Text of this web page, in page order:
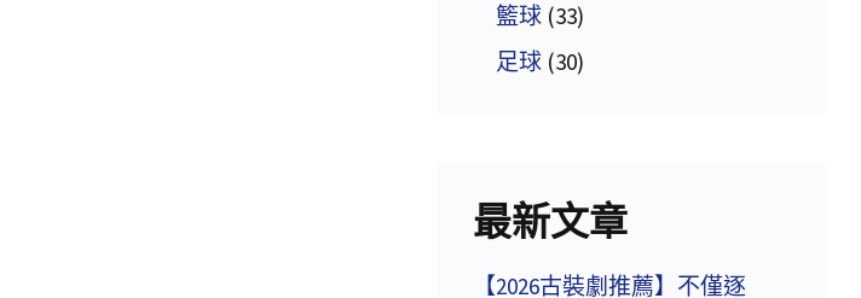
籃球 (33)
足球 (30)
最新文章
【2026古裝劇推薦】不僅逐